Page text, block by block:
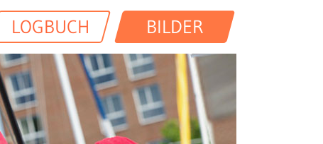
LOGBUCH BILDER